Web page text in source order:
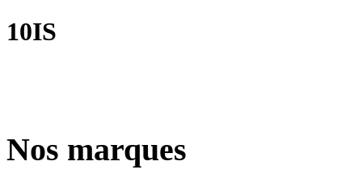
10IS
Nos marques